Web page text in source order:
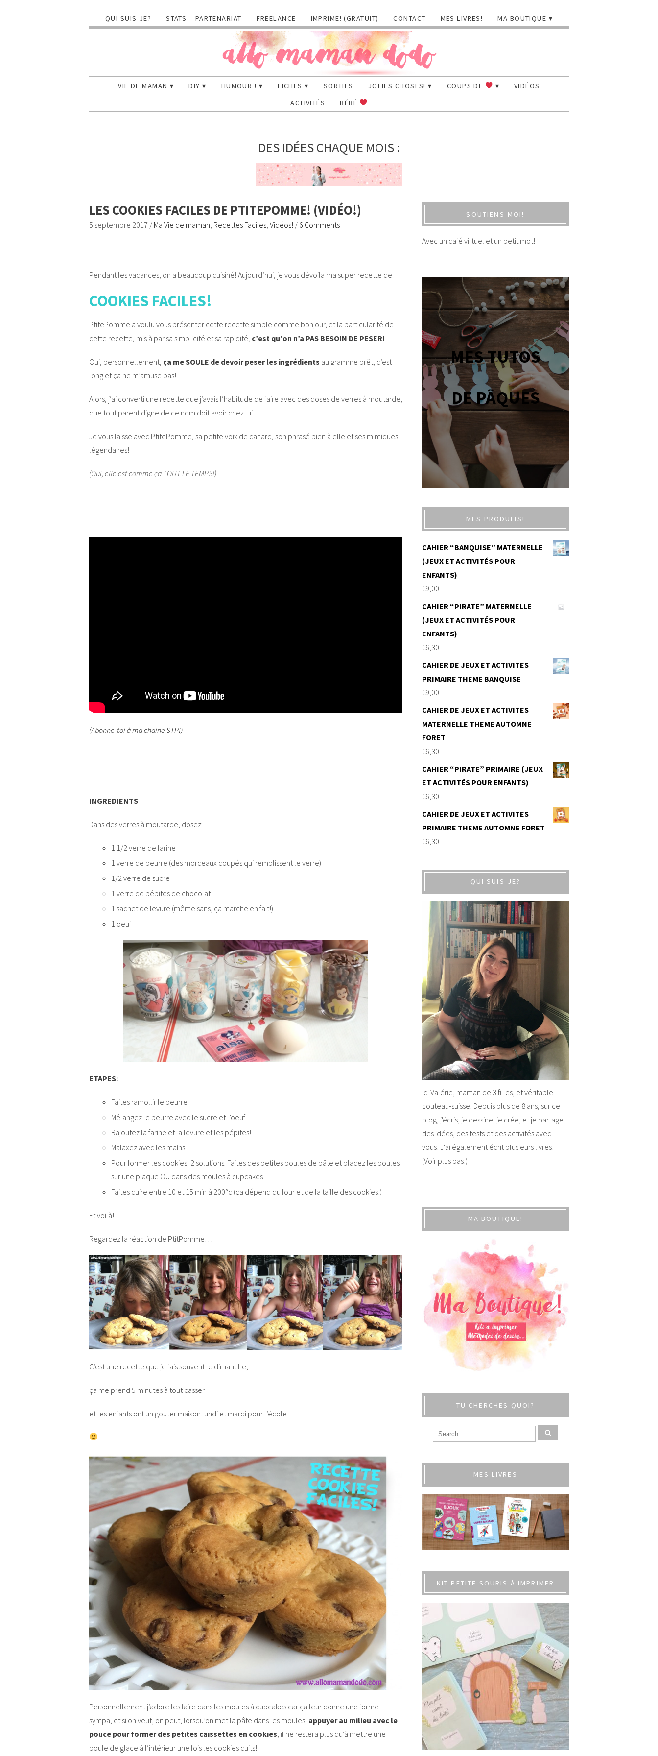
QUI SUIS-JE? STATS – PARTENARIAT FREELANCE IMPRIME! (GRATUIT) CONTACT MES LIVRES! MA BOUTIQUE
VIE DE MAMAN DIY HUMOUR ! FICHES SORTIES JOLIES CHOSES! COUPS DE
VIDÉOS
ACTIVITÉS
BÉBÉ
DES IDÉES CHAQUE MOIS :
LES COOKIES FACILES DE PTITEPOMME! (VIDÉO!)
5 septembre 2017 / Ma Vie de maman Recettes Faciles Vidéos! / 6 Comments
Pendant les vacances, on a beaucoup cuisiné! Aujourd’hui, je vous dévoila ma super recette de
COOKIES FACILES!
PtitePomme a voulu vous présenter cette recette simple comme bonjour, et la particularité de
cette recette, mis à par sa simplicité et sa rapidité, c’est qu’on n’a PAS BESOIN DE PESER!
Oui, personnellement, ça me SOULE de devoir peser les ingrédients au gramme prêt, c’est
long et ça ne m’amuse pas!
Alors, j’ai converti une recette que j’avais l’habitude de faire avec des doses de verres à moutarde,
que tout parent digne de ce nom doit avoir chez lui!
Je vous laisse avec PtitePomme, sa petite voix de canard, son phrasé bien à elle et ses mimiques
légendaires!
(Oui, elle est comme ça TOUT LE TEMPS!)
(Abonne-toi à ma chaine STP!)
INGREDIENTS
Dans des verres à moutarde, dosez:
1 1/2 verre de farine
1 verre de beurre (des morceaux coupés qui remplissent le verre)
1/2 verre de sucre
1 verre de pépites de chocolat
1 sachet de levure (même sans, ça marche en fait!)
1 oeuf
ETAPES:
Faites ramollir le beurre
Mélangez le beurre avec le sucre et l’oeuf
Rajoutez la farine et la levure et les pépites!
Malaxez avec les mains
Pour former les cookies, 2 solutions: Faites des petites boules de pâte et placez les boules
sur une plaque OU dans des moules à cupcakes!
Faites cuire entre 10 et 15 min à 200°c (ça dépend du four et de la taille des cookies!)
Et voilà!
Regardez la réaction de PtitPomme…
C’est une recette que je fais souvent le dimanche,
ça me prend 5 minutes à tout casser
et les enfants ont un gouter maison lundi et mardi pour l’école!
Personnellement j’adore les faire dans les moules à cupcakes car ça leur donne une forme
sympa, et si on veut, on peut, lorsqu’on met la pâte dans les moules, appuyer au milieu avec le
pouce pour former des petites caissettes en cookies, il ne restera plus qu’à mettre une
boule de glace à l’intérieur une fois les cookies cuits!
SOUTIENS-MOI!
Avec un café virtuel et un petit mot!
MES TUTOS
DE PÂQUES
MES PRODUITS!
CAHIER “BANQUISE” MATERNELLE
(JEUX ET ACTIVITÉS POUR
ENFANTS)
€9,00
CAHIER “PIRATE” MATERNELLE
(JEUX ET ACTIVITÉS POUR
ENFANTS)
€6,30
CAHIER DE JEUX ET ACTIVITES
PRIMAIRE THEME BANQUISE
€9,00
CAHIER DE JEUX ET ACTIVITES
MATERNELLE THEME AUTOMNE
FORET
€6,30
CAHIER “PIRATE” PRIMAIRE (JEUX
ET ACTIVITÉS POUR ENFANTS)
€6,30
CAHIER DE JEUX ET ACTIVITES
PRIMAIRE THEME AUTOMNE FORET
€6,30
QUI SUIS-JE?
Ici Valérie, maman de 3 filles, et véritable
couteau-suisse! Depuis plus de 8 ans, sur ce
blog, j'écris, je dessine, je crée, et je partage
des idées, des tests et des activités avec
vous! J'ai également écrit plusieurs livres!
(Voir plus bas!)
MA BOUTIQUE!
TU CHERCHES QUOI?
MES LIVRES
KIT PETITE SOURIS À IMPRIMER